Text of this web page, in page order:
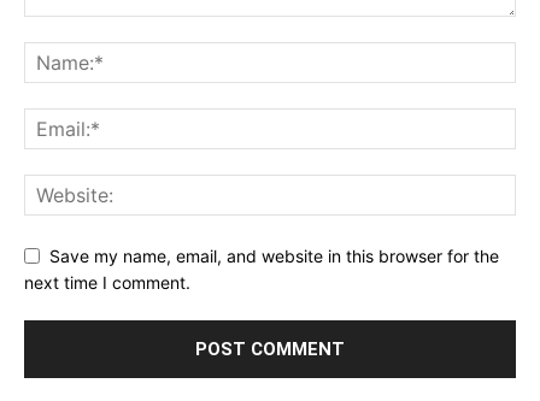
Save my name, email, and website in this browser for the
next time I comment.